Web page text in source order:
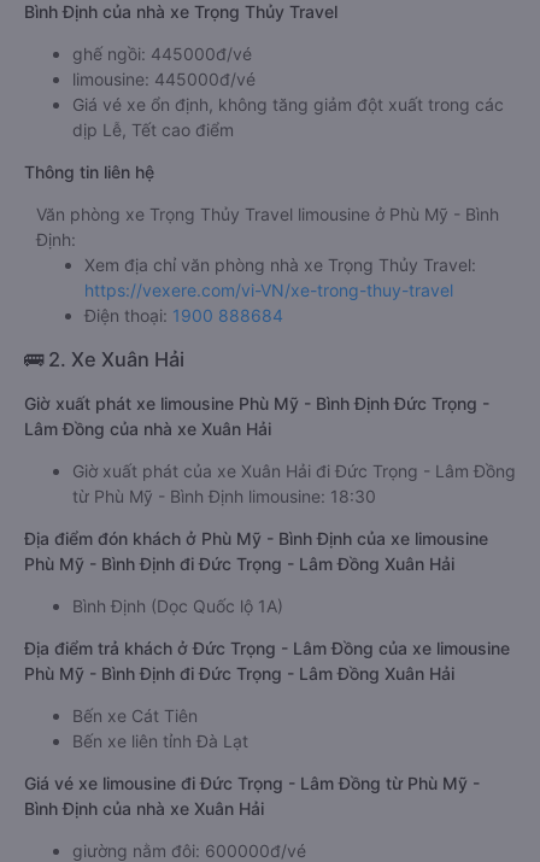
Bình Định của nhà xe Trọng Thủy Travel
ghế ngồi: 445000đ/vé
limousine: 445000đ/vé
Giá vé xe ổn định, không tăng giảm đột xuất trong các
dịp Lễ, Tết cao điểm
Thông tin liên hệ
Văn phòng xe Trọng Thủy Travel limousine ở Phù Mỹ - Bình
Định:
Xem địa chỉ văn phòng nhà xe Trọng Thủy Travel:
https://vexere.com/vi-VN/xe-trong-thuy-travel
Điện thoại: 1900 888684
🚌 2. Xe Xuân Hải
Giờ xuất phát xe limousine Phù Mỹ - Bình Định Đức Trọng -
Lâm Đồng của nhà xe Xuân Hải
Giờ xuất phát của xe Xuân Hải đi Đức Trọng - Lâm Đồng
từ Phù Mỹ - Bình Định limousine: 18:30
Địa điểm đón khách ở Phù Mỹ - Bình Định của xe limousine
Phù Mỹ - Bình Định đi Đức Trọng - Lâm Đồng Xuân Hải
Bình Định (Dọc Quốc lộ 1A)
Địa điểm trả khách ở Đức Trọng - Lâm Đồng của xe limousine
Phù Mỹ - Bình Định đi Đức Trọng - Lâm Đồng Xuân Hải
Bến xe Cát Tiên
Bến xe liên tỉnh Đà Lạt
Giá vé xe limousine đi Đức Trọng - Lâm Đồng từ Phù Mỹ -
Bình Định của nhà xe Xuân Hải
giường nằm đôi: 600000đ/vé